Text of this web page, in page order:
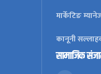
मार्केटिङ
कानूनी
सामाजिक